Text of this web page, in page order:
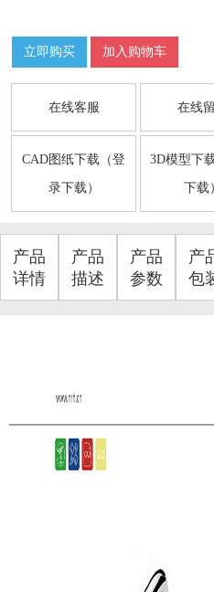
立即购买 加入购物车
在线客服 在线
CAD图纸下载（登
录下载）
3D模型下
下载
产品
详情
产品
描述
产品
参数
产
包